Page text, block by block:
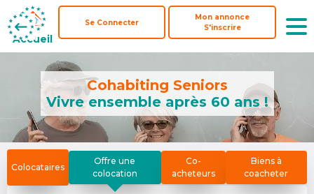
Accueil
Se Connecter
Mon annonce
S'inscrire
Accueil
Se Connecter
Mon annonce
S'inscrire
Cohabiting Seniors
Vivre ensemble après 60 ans !
Colocataires
Offre une
colocation
Co-
acheteurs
Biens à
coacheter